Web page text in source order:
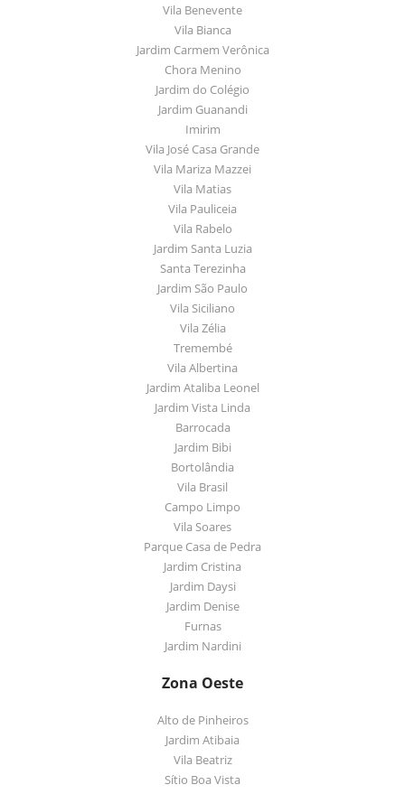
Vila Benevente
Vila Bianca
Jardim Carmem Verônica
Chora Menino
Jardim do Colégio
Jardim Guanandi
Imirim
Vila José Casa Grande
Vila Mariza Mazzei
Vila Matias
Vila Pauliceia
Vila Rabelo
Jardim Santa Luzia
Santa Terezinha
Jardim São Paulo
Vila Siciliano
Vila Zélia
Tremembé
Vila Albertina
Jardim Ataliba Leonel
Jardim Vista Linda
Barrocada
Jardim Bibi
Bortolândia
Vila Brasil
Campo Limpo
Vila Soares
Parque Casa de Pedra
Jardim Cristina
Jardim Daysi
Jardim Denise
Furnas
Jardim Nardini
Zona Oeste
Alto de Pinheiros
Jardim Atibaia
Vila Beatriz
Sítio Boa Vista